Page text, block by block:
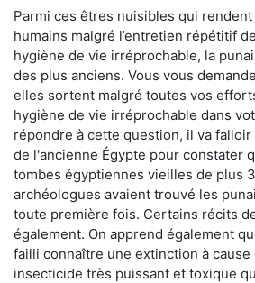
Parmi ces êtres nuisibles qui
humains malgré l’entretien répétitif
hygiène de vie irréprochable, la
des plus anciens. Vous vous
elles sortent malgré toutes vos
hygiène de vie irréprochable dans
répondre à cette question, il va
de l'ancienne Égypte pour constater
tombes égyptiennes vieilles de plus
archéologues avaient trouvé les
toute première fois. Certains récits
également. On apprend également
failli connaître une extinction à cause
insecticide très puissant et toxique